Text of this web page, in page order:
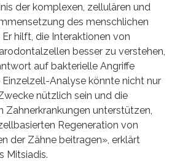
der komplexen, zellulären und
des menschlichen
hilft, die Interaktionen von
besser zu verstehen,
auf bakterielle Angriffe
Analyse könnte nicht nur
nützlich sein und die
Zahnerkrankungen unterstützen,
Regeneration von
der Zähne beitragen», erklärt
Mitsiadis.